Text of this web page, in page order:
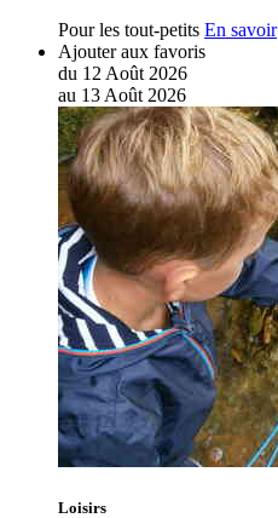
Pour les tout-petits En savoir
Ajouter aux favoris
du 12 Août 2026
au 13 Août 2026
Loisirs